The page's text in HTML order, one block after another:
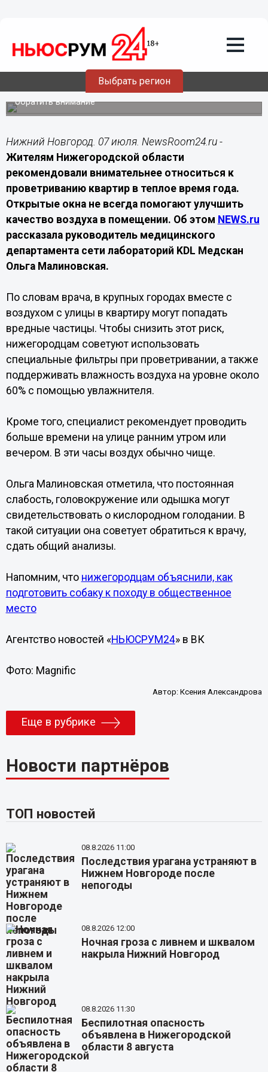
Выбрать регион
Нижегородцам посоветовали не
проветривать квартиру без фильтра
Специалист рассказала, как снизить попадание вредных
частиц в помещение и на какие симптомы стоит
обратить внимание
Нижний Новгород. 07 июля. NewsRoom24.ru -
Жителям Нижегородской области
рекомендовали внимательнее относиться к
проветриванию квартир в теплое время года.
Открытые окна не всегда помогают улучшить
качество воздуха в помещении. Об этом NEWS.ru
рассказала руководитель медицинского
департамента сети лабораторий KDL Медскан
Ольга Малиновская.
По словам врача, в крупных городах вместе с
воздухом с улицы в квартиру могут попадать
вредные частицы. Чтобы снизить этот риск,
нижегородцам советуют использовать
специальные фильтры при проветривании, а также
поддерживать влажность воздуха на уровне около
60% с помощью увлажнителя.
Кроме того, специалист рекомендует проводить
больше времени на улице ранним утром или
вечером. В эти часы воздух обычно чище.
Ольга Малиновская отметила, что постоянная
слабость, головокружение или одышка могут
свидетельствовать о кислородном голодании. В
такой ситуации она советует обратиться к врачу,
сдать общий анализы.
Напомним, что нижегородцам объяснили, как
подготовить собаку к походу в общественное
место
Агентство новостей «НЬЮСРУМ24» в ВК
Фото: Magnific
Автор:Ксения Александрова
Еще в рубрике
Новости партнёров
ТОП новостей
08.8.2026 11:00
Последствия урагана устраняют в
Нижнем Новгороде после
непогоды
08.8.2026 12:00
Ночная гроза с ливнем и шквалом
накрыла Нижний Новгород
08.8.2026 11:30
Беспилотная опасность
объявлена в Нижегородской
области 8 августа